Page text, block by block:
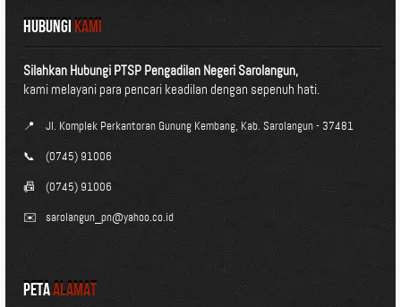
HUBUNGIKAMI
Silahkan Hubungi PTSP Pengadilan Negeri Sarolangun,
kami melayani para pencari keadilan dengan sepenuh hati.
📍
Jl. Komplek Perkantoran Gunung Kembang, Kab. Sarolangun - 37481
📞
(0745) 91006
📠
(0745) 91006
✉️
sarolangun_pn@yahoo.co.id
PetaAlamat